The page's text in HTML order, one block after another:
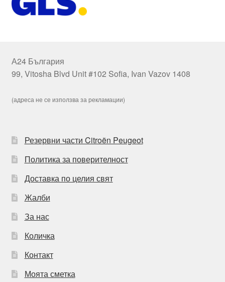
А24 България
99, Vitosha Blvd Unit #102 Sofia, Ivan Vazov 1408
(адреса не се използва за рекламации)
Резервни части Citroën Peugeot
Политика за поверителност
Доставка по целия свят
Жалби
За нас
Количка
Контакт
Моята сметка